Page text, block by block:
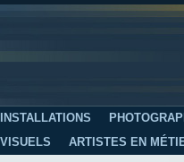
INSTALLATIONS
ARTISTES EN